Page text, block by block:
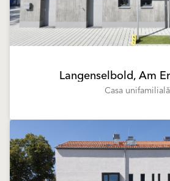
Langenselbold, Am
Casa unifamilială